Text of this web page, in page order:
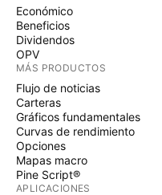
Económico
Beneficios
Dividendos
OPV
MÁS PRODUCTOS
Flujo de noticias
Carteras
Gráficos fundamentales
Curvas de rendimiento
Opciones
Mapas macro
Pine Script®
APLICACIONES